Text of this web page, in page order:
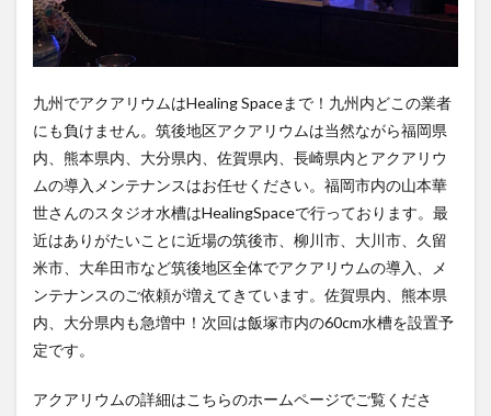
九州でアクアリウムはHealing Spaceまで！九州内どこの業者
にも負けません。筑後地区アクアリウムは当然ながら福岡県
内、熊本県内、大分県内、佐賀県内、長崎県内とアクアリウ
ムの導入メンテナンスはお任せください。福岡市内の山本華
世さんのスタジオ水槽はHealingSpaceで行っております。最
近はありがたいことに近場の筑後市、柳川市、大川市、久留
米市、大牟田市など筑後地区全体でアクアリウムの導入、メ
ンテナンスのご依頼が増えてきています。佐賀県内、熊本県
内、大分県内も急増中！次回は飯塚市内の60cm水槽を設置予
定です。
アクアリウムの詳細はこちらのホームページでご覧くださ